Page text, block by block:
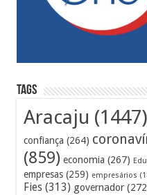
Tags
Aracaju (1447)
confiança (264)
(859) economia (267)
empresas (259) empresários
Fies (313) governador